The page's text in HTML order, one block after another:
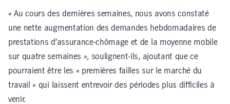
« Au cours des dernières semaines, nous avons constaté
une nette augmentation des demandes hebdomadaires de
prestations d’assurance-chômage et de la moyenne mobile
sur quatre semaines », soulignent-ils, ajoutant que ce
pourraient être les « premières failles sur le marché du
travail » qui laissent entrevoir des périodes plus difficiles à
venir.